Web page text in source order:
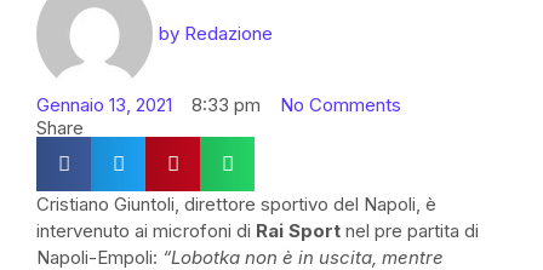
by Redazione
Gennaio 13, 2021 8:33 pm
No Comments
Share
Cristiano Giuntoli, direttore sportivo del Napoli, è
intervenuto ai microfoni di Rai Sport nel pre partita di
Napoli-Empoli: “Lobotka non è in uscita, mentre